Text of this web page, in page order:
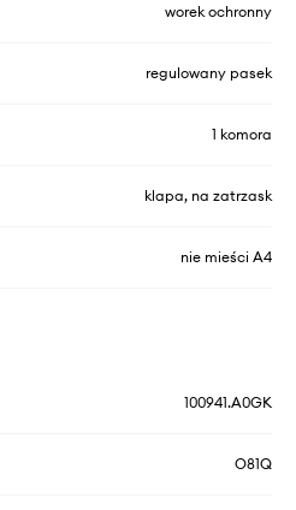
worek ochronny
regulowany pasek
1 komora
klapa, na zatrzask
nie mieści A4
100941.A0GK
O81Q